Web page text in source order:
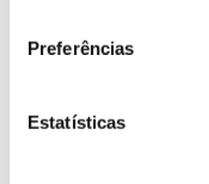
Preferências
Estatísticas